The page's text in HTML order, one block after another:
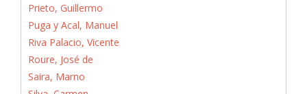
Prieto, Guillermo
Puga y Acal, Manuel
Riva Palacio, Vicente
Roure, José de
Saira, Marno